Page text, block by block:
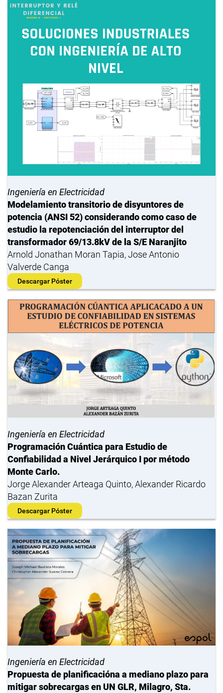
Ingeniería en Electricidad
Modelamiento transitorio de disyuntores de
potencia (ANSI 52) considerando como caso de
estudio la repotenciación del interruptor del
transformador 69/13.8kV de la S/E Naranjito
Arnold Jonathan Moran Tapia, Jose Antonio
Valverde Canga
Descargar Póster
Ingeniería en Electricidad
Programación Cuántica para Estudio de
Confiabilidad a Nivel Jerárquico I por método
Monte Carlo.
Jorge Alexander Arteaga Quinto, Alexander Ricardo
Bazan Zurita
Descargar Póster
Ingeniería en Electricidad
Propuesta de planificacióna a mediano plazo para
mitigar sobrecargas en UN GLR, Milagro, Sta.